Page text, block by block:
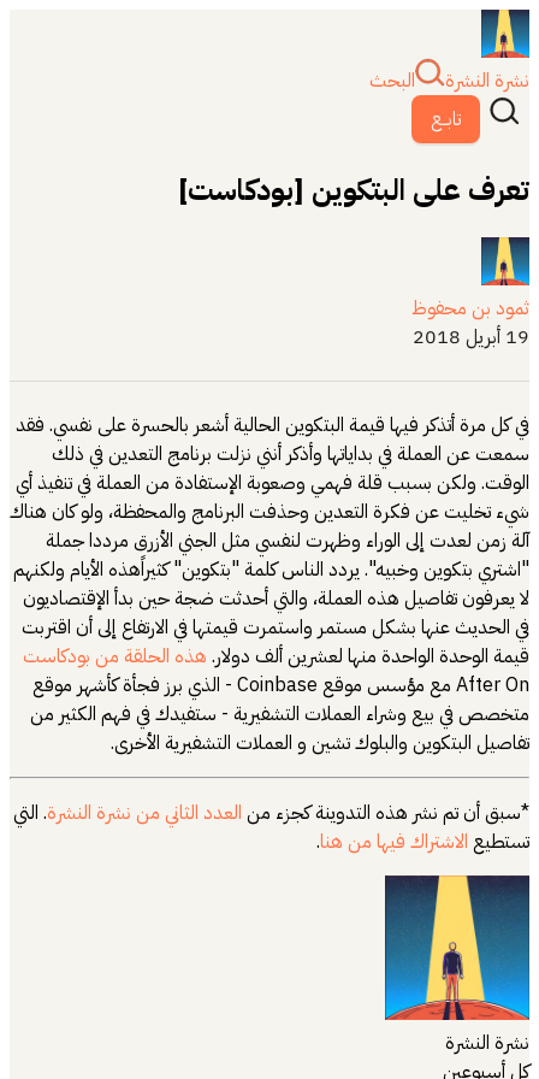
نشرة النشرة
البحث
تابــع
تعرف على البتكوين [بودكاست]
ثمود بن محفوظ
19 أبريل 2018
في كل مرة أتذكر فيها قيمة البتكوين الحالية أشعر بالحسرة على نفسي. فقد
سمعت عن العملة في بداياتها وأذكر أنني نزلت برنامج التعدين في ذلك
الوقت. ولكن بسبب قلة فهمي وصعوبة الإستفادة من العملة في تنفيذ أي
شيء تخليت عن فكرة التعدين وحذفت البرنامج والمحفظة، ولو كان هناك
آلة زمن لعدت إلى الوراء وظهرت لنفسي مثل الجني الأزرق مرددا جملة
"اشتري بتكوين وخبيه". يردد الناس كلمة "بتكوين" كثيراََهذه الأيام ولكنهم
لا يعرفون تفاصيل هذه العملة، والتي أحدثت ضجة حين بدأ الإقتصاديون
في الحديث عنها بشكل مستمر واستمرت قيمتها في الارتفاع إلى أن اقتربت
قيمة الوحدة الواحدة منها لعشرين ألف دولار. هذه الحلقة من بودكاست
After On مع مؤسس موقع Coinbase - الذي برز فجأة كأشهر موقع
متخصص في بيع وشراء العملات التشفيرية - ستفيدك في فهم الكثير من
تفاصيل البتكوين والبلوك تشين و العملات التشفيرية الأخرى.
*سبق أن تم نشر هذه التدوينة كجزء من العدد الثاني من نشرة النشرة. التي
تستطيع الاشتراك فيها من هنا.
نشرة النشرة
كل أسبوعين